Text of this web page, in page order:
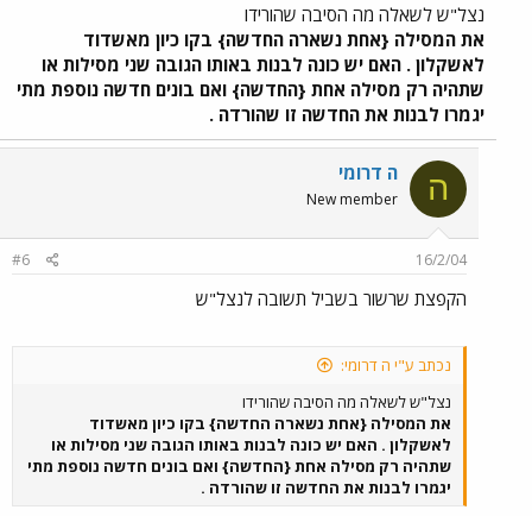
נצל"ש לשאלה מה הסיבה שהורידו
את המסילה {אחת נשארה החדשה} בקו כיון מאשדוד
לאשקלון . האם יש כונה לבנות באותו הגובה שני מסילות או
שתהיה רק מסילה אחת {החדשה} ואם בונים חדשה נוספת מתי
יגמרו לבנות את החדשה זו שהורדה .
ה ה דרומי
New member
16/2/04
#6
הקפצת שרשור בשביל תשובה לנצל"ש
נכתב ע"י ה דרומי:
נצל"ש לשאלה מה הסיבה שהורידו
את המסילה {אחת נשארה החדשה} בקו כיון מאשדוד
לאשקלון . האם יש כונה לבנות באותו הגובה שני מסילות או
שתהיה רק מסילה אחת {החדשה} ואם בונים חדשה נוספת מתי
יגמרו לבנות את החדשה זו שהורדה .